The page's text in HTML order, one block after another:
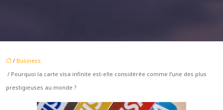
/ Business
/ Pourquoi la carte visa infinite est-elle considérée comme l’une des plus
prestigieuses au monde ?